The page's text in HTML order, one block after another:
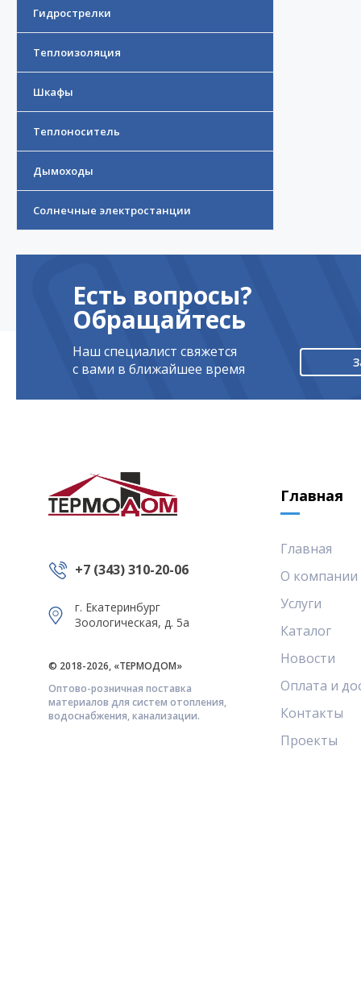
Гидрострелки
Теплоизоляция
Шкафы
Теплоноситель
Дымоходы
Солнечные электростанции
Есть вопросы?
Обращайтесь
Наш специалист свяжется
с вами в ближайшее время
Главная
+7 (343) 310-20-06
г. Екатеринбург
Зоологическая, д. 5а
© 2018-2026, «ТЕРМОДОМ»
Оптово-розничная поставка
материалов для систем отопления,
водоснабжения, канализации.
Главная
О компании
Услуги
Каталог
Новости
Оплата и
Контакты
Проекты